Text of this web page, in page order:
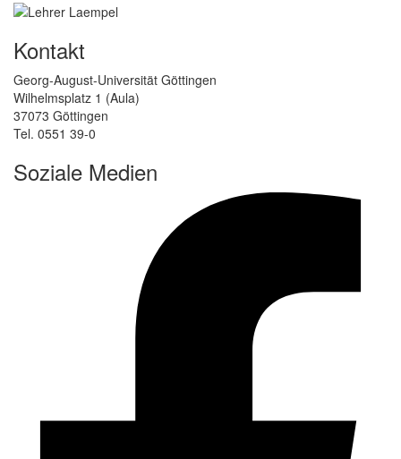
Kontakt
Georg-August-Universität Göttingen
Wilhelmsplatz 1 (Aula)
37073 Göttingen
Tel. 0551 39-0
Soziale Medien